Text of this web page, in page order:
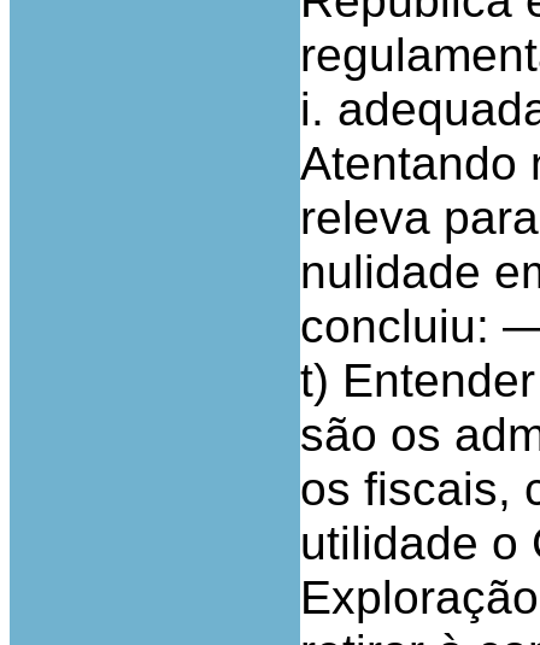
i.
Atentando
releva
nulidade
concluiu:
t)
são os
os fiscais,
utilidade o